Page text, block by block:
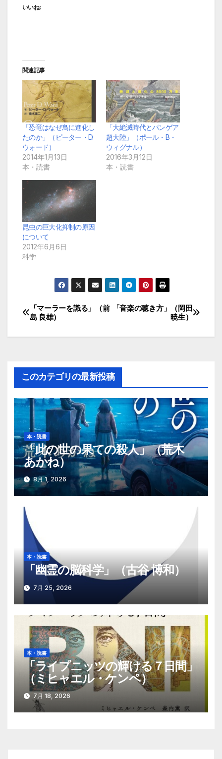
いいね:
関連記事
「恐竜はなぜ鳥に進化し
たのか」（ピーター・D.
ウォード）
2014年1月13日
本・読書
「大絶滅時代とパンゲア
超大陸」（ポール・B・
ウィグナル）
2016年3月12日
本・読書
昆虫の巨大化抑制の原因
について
2012年6月6日
科学
投
稿
ビ
ゲ
ー
シ
ョ
ン
「音楽の聴き方」（岡田
暁生）
「マーラーを識る」（前
島 良雄）
このカテゴリの最新投稿
本・読書
「此の世の果ての殺人」（荒木
あかね）
8月 1, 2026
本・読書
「幽霊の脳科学」（古谷 博和）
7月 25, 2026
本・読書
「ライプニッツの輝ける７日間」
（ミヒャエル・ケンペ）
7月 18, 2026